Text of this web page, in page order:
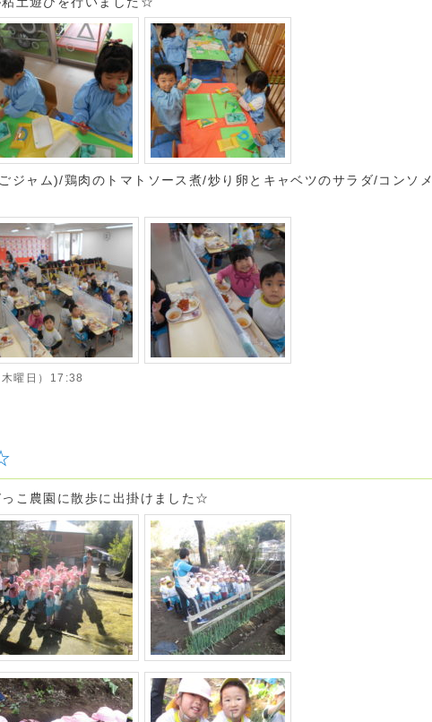
ジャム)/鶏肉のトマトソース煮/炒り卵とキャベツのサラダ/コンソメ
曜日）17:38
こ農園に散歩に出掛けました☆